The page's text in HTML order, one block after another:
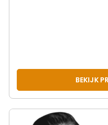
BEKIJK